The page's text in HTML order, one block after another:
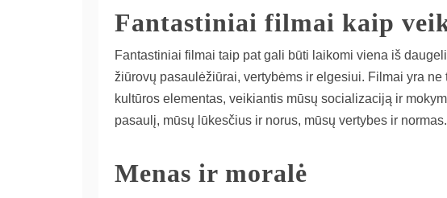
Fantastiniai filmai kaip
Fantastiniai filmai taip pat gali būti laikomi viena iš
žiūrovų pasaulėžiūrai, vertybėms ir elgesiui. Filmai yra
kultūros elementas, veikiantis mūsų socializaciją ir
pasaulį, mūsų lūkesčius ir norus, mūsų vertybes ir normas.
Menas ir moralė